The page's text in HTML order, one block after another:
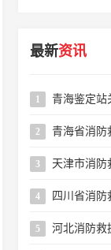
最新资讯
1 青海鉴定站关于
2 青海省消防救援总队消防
3 天津市消防救援总队消防行
4 四川省消防救援总队消防
5 河北消防救援总队消防行